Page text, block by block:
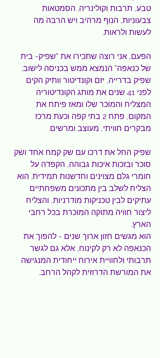
טבע, תרבות וקולינריה. הסמטאות
צבעוניות, הנוף מרהיב ויש הרבה מה
לעשות ולראות.
הפעם, אני רוצה שתכירו את "שפיק- בית
של כנאפה” הנמצא ממש בכניסה לישוב.
שפיק בדרייה, יזם וקונדיטור וותיק הקים
לפני 41 שנים את מותג הקונדיטוריה
המצליח והמוכר שלו ומאז פיתח את
המקום, פתח 2 בתי קפה וכעת מרכז
מבקרים חוויתי, מעוצב ומרשים.
שפיק החל את דרכו עם שק קמח אחד ושק
סוכר ובזכות איכות גבוהה, הקפדה על
חומרי גלם מצוינים וחדשנות תמידית. הוא
הצליח לשלב בין מתכונים משפחתיים
עתיקים לבין טכניקות מודרניות, והצליח
ליצור חוויה מתוקה המוכרת בכל רחבי
הארץ.
הוא מגשים חזון ארוך שנים - להפוך את
הכנאפה לא רק לקינוח, אלא גם לגשר
תרבותי ולחוויית אירוח ייחודית המנגישה
את המורשת הדרוזית לקהל הרחב.